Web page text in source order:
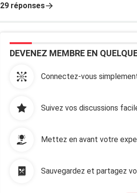
29 réponses
DEVENEZ MEMBRE EN
Connectez-vous
Suivez vos discussions
Mettez en avant votre
Sauvegardez et partagez